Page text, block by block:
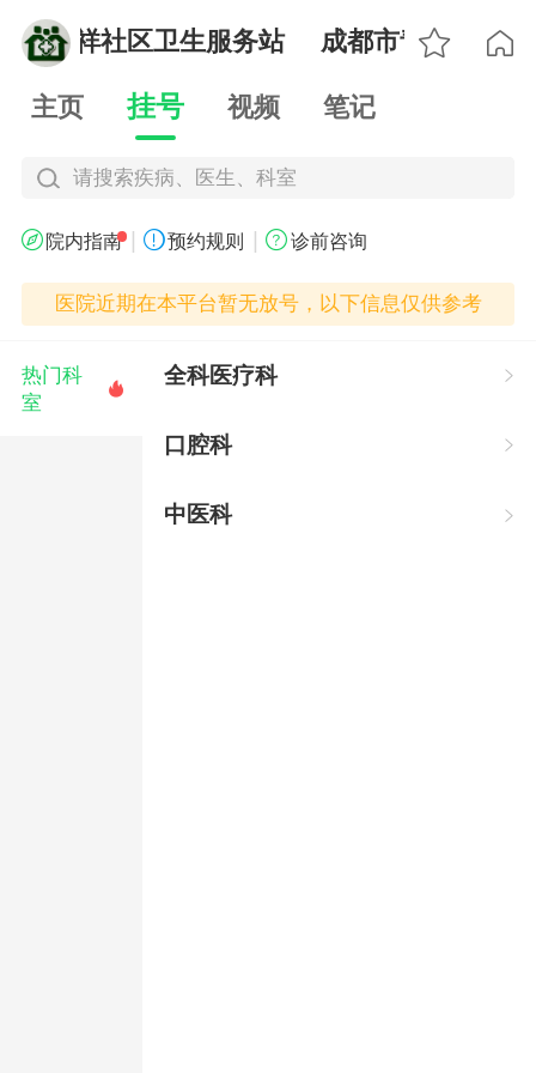
城吉祥社区卫生服务站 成都市青羊区少
 
主页 挂号 视频 笔记
请搜索疾病、医生、科室
 院内指南 预约规则 诊前咨询
医院近期在本平台暂无放号，以下信息仅供参考
热门科
室

全科医疗科 
口腔科 
中医科 